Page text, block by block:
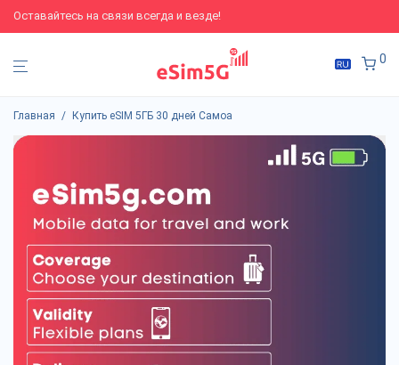
Оставайтесь на связи всегда и везде!
0
Главная / Купить eSIM 5ГБ 30 дней Самоа